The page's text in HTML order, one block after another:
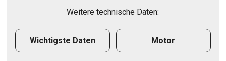
Weitere technische Daten:
Wichtigste Daten Motor